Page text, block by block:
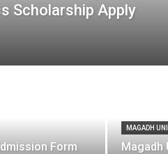
Scholarship Apply
Form
MAGADH
Magadh